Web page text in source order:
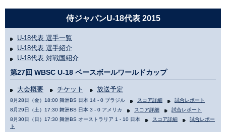
侍ジャパンU-18代表 2015
U-18代表 選手一覧
U-18代表 選手紹介
U-18代表 対戦国紹介
第27回 WBSC U-18 ベースボールワールドカップ
大会概要 チケット 放送予定
8月28日（金）18:00 舞洲BS 日本 14 - 0 ブラジル スコア詳細
試合レポート
8月29日（土）17:30 舞洲BS 日本 3 - 0 アメリカ
スコア詳細
試合レポート
8月30日（日）17:30 舞洲BS オーストラリア 1 - 10 日本
スコア詳細
試合レポー
ト